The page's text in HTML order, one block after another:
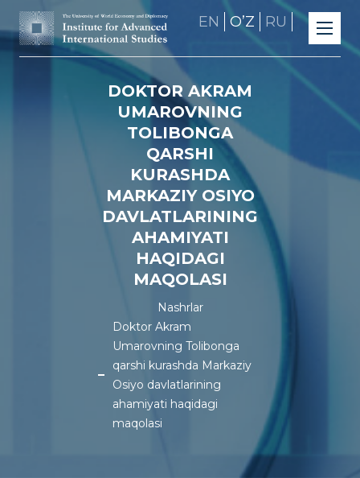
EN OʼZ RU
DOKTOR AKRAM
UMAROVNING
TOLIBONGA
QARSHI
KURASHDA
MARKAZIY OSIYO
DAVLATLARINING
AHAMIYATI
HAQIDAGI
MAQOLASI
Nashrlar
Doktor Akram
Umarovning Tolibonga
qarshi kurashda Markaziy
Osiyo davlatlarining
ahamiyati haqidagi
maqolasi